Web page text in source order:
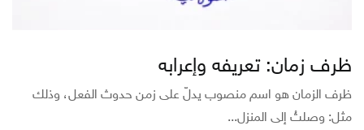
ظرف زمان: تعريفه وإعرابه
ظرف الزمان هو اسم منصوب يدلّ على زمن حدوث الفعل، وذلك
مثل: وصلتُ إلى المنزل...